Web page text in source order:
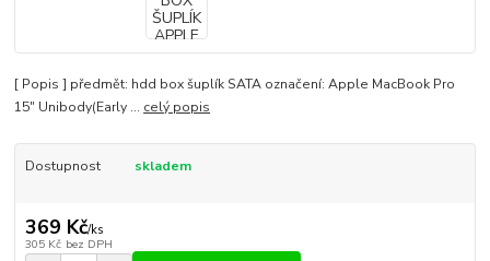
[ Popis ] předmět: hdd box šuplík SATA označení: Apple MacBook Pro
15" Unibody(Early ... celý popis
Dostupnost skladem
369 Kč/ks
305 Kč bez DPH